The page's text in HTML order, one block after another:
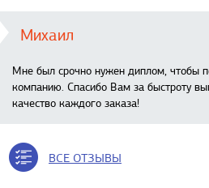
Михаил
Мне был срочно нужен диплом, чтобы
компанию. Спасибо Вам за быстроту
качество каждого заказа!
ВСЕ ОТЗЫВЫ